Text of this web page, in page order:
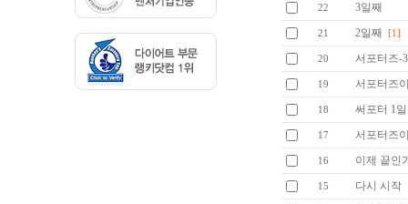
22 3일째
21 2일째 [1]
20 서포터즈-
19 서포터즈
18 써포터 1일
17 서포터즈
16 이제 끝인
15 다시 시작